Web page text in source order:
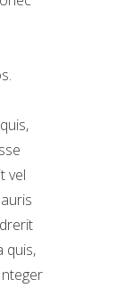
vel
quis,